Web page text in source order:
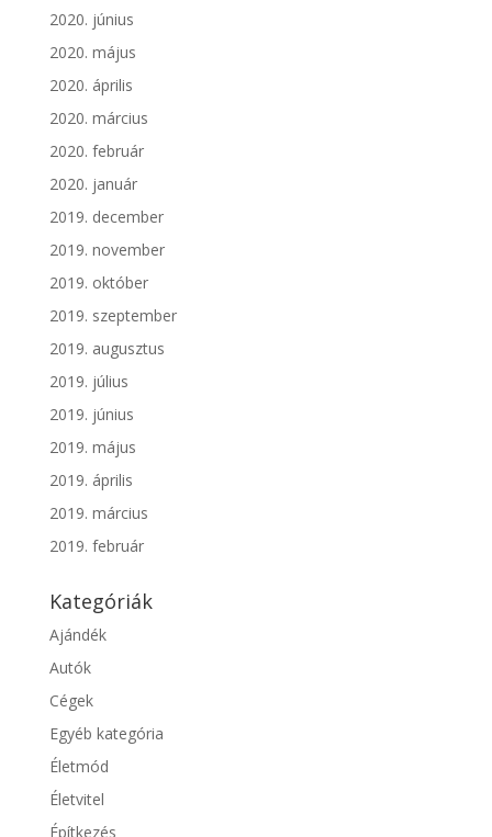
2020. június
2020. május
2020. április
2020. március
2020. február
2020. január
2019. december
2019. november
2019. október
2019. szeptember
2019. augusztus
2019. július
2019. június
2019. május
2019. április
2019. március
2019. február
Kategóriák
Ajándék
Autók
Cégek
Egyéb kategória
Életmód
Életvitel
Építkezés